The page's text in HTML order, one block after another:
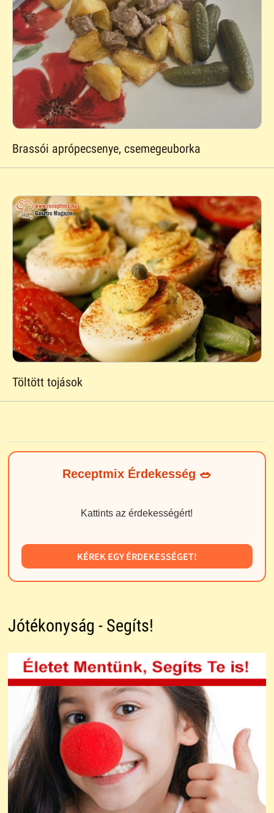
Brassói aprópecsenye, csemegeuborka
Töltött tojások
Receptmix Érdekesség 🥗
Kattints az érdekességért!
KÉREK EGY ÉRDEKESSÉGET!
Jótékonyság - Segíts!